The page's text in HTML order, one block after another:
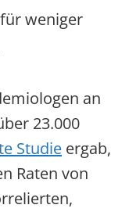
weniger
an
23.000
Studie ergab,
Raten von